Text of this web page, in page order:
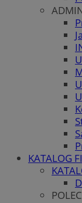
KATALOG